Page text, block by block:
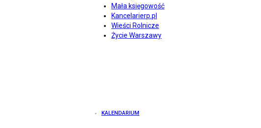
Mała księgowość
Kancelarierp.pl
Wieści Rolnicze
Życie Warszawy
KALENDARIUM